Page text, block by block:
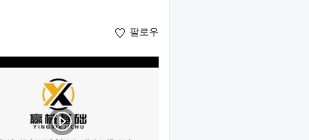
팔로우